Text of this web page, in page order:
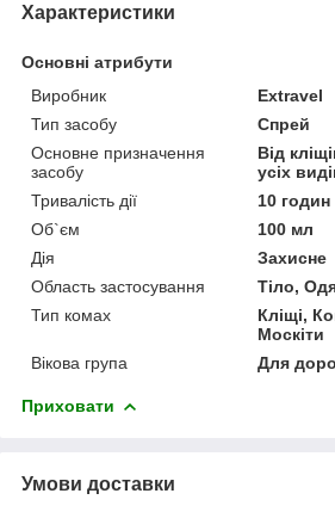
Характеристики
Основні атрибути
Виробник
Extravel
Тип засобу
Спрей
Основне призначення
засобу
Від
усіх
Тривалість дії
10 годин
Об`єм
100 мл
Дія
Захисне
Область застосування
Тіло,
Тип комах
Кліщі,
Москіти
Вікова група
Для
Приховати
Умови доставки